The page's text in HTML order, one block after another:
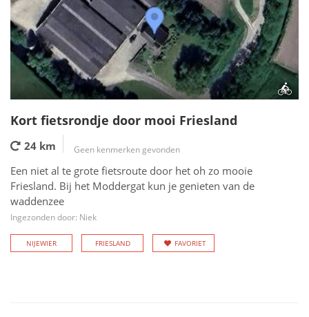
Kort fietsrondje door mooi Friesland
24 km Geen kenmerken gevonden
Een niet al te grote fietsroute door het oh zo mooie
Friesland. Bij het Moddergat kun je genieten van de
waddenzee
Ingezonden door: Niek
NIJEWIER FRIESLAND FAVORIET